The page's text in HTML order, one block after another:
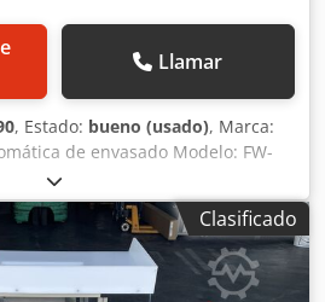
Llamar
, Estado: bueno (usado), Marca:
de envasado Modelo: FW-
1990 Estructura: acero, lacada
4.500 x 1.100 x 1.600 mm Ancho
Altura del producto: máx. 60
80 - 350 mm (rango de longitud
- 300 paquetes/minuto Otros:
Clasificado